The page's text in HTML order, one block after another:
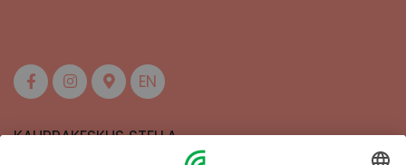
EN
KAUPPAKESKUS STELLA